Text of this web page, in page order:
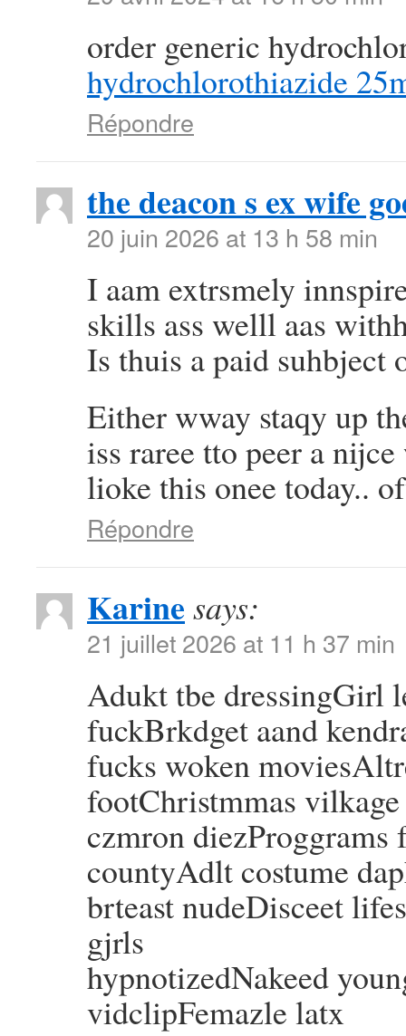
order generic
hydrochlorothiazide
Répondre
the deacon s ex wife
20 juin 2026 at 13 h 58 min
I aam extrsmely
skills ass welll aas
Is thuis a paid
Either wway staqy up
iss raree tto peer a
lioke this onee today..
Répondre
Karine says:
21 juillet 2026 at 11 h 37 min
Adukt tbe dressingGirl
fuckBrkdget aand
fucks woken
footChristmmas
czmron diezProggrams
countyAdlt costume
brteast nudeDisceet
gjrls
hypnotizedNakeed
vidclipFemazle latx